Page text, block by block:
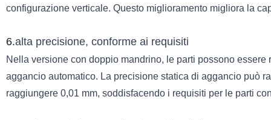
configurazione verticale. Questo miglioramento migliora la
6.alta precisione, conforme ai requisiti
Nella versione con doppio mandrino, le parti possono
aggancio automatico. La precisione statica di aggancio può
raggiungere 0,01 mm, soddisfacendo i requisiti per le parti